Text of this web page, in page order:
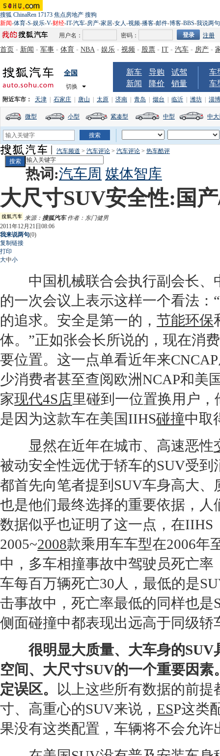
搜狐 ChinaRen 17173 焦点房地产 搜狗
新闻-体育-S-娱乐-V-财经-IT-汽车-房产-家居-女人-视频-播客-邮件-博客-BBS-我说两句
用户名：
密码： 注册
首页 - 新闻 - 军事 - 体育 - NBA - 娱乐 - 视频 - 股票 - IT - 汽车 - 房产 -
全国
切换
新车 导购
试驾
新闻
降价 销量
车
车
附近车市： 天津 石家庄 唐山 太原 济南 青岛 烟台 临沂 潍坊 淄博
微型 小型 紧凑型 中型 中
汽车频道 > 汽车评论 > 汽车评论 > 热车酷评
热词:汽车周 媒体智库
大尺寸SUV安全性:国
来源： 搜狐汽车作者：东门健男
2011年12月21日08:06
我来说两句(0)
复制链接
打印
大中小
中国机械联合会执行副会长、
的一次会议上表示这样一个看法：
的追求。安全是第一的， 节能环保
体。”正如张会长所说的，现在消
要位置。这一点单看近年来
少消费者甚至查阅欧洲NCAP和美
家现代4S店里碰到一位置换用户
是因为这款车在美国IIHS碰撞中取
显然在近年在城市、高速恶性
被动安全性远优于轿车的SUV受到
都首先向笔者提到 SUV车身高大、
也是他们最终选择的重要依据，人
数据似乎也证明了这一点，在
2005~2008款乘用车车型在2006年
中，多车相撞事故中驾驶员死亡率
车每百万辆死亡30人，最低的是
击事故中，死亡率最低的同样也是
侧面碰撞中都表现出远高于同级轿
很明显大质量、大车身的SUV
空间、大尺寸SUV的一个重要因素
定误区。
以上这些所有数据的前提
寸、高重心的SUV来说， ESP这类
果没有这类配置，车辆将不会允许